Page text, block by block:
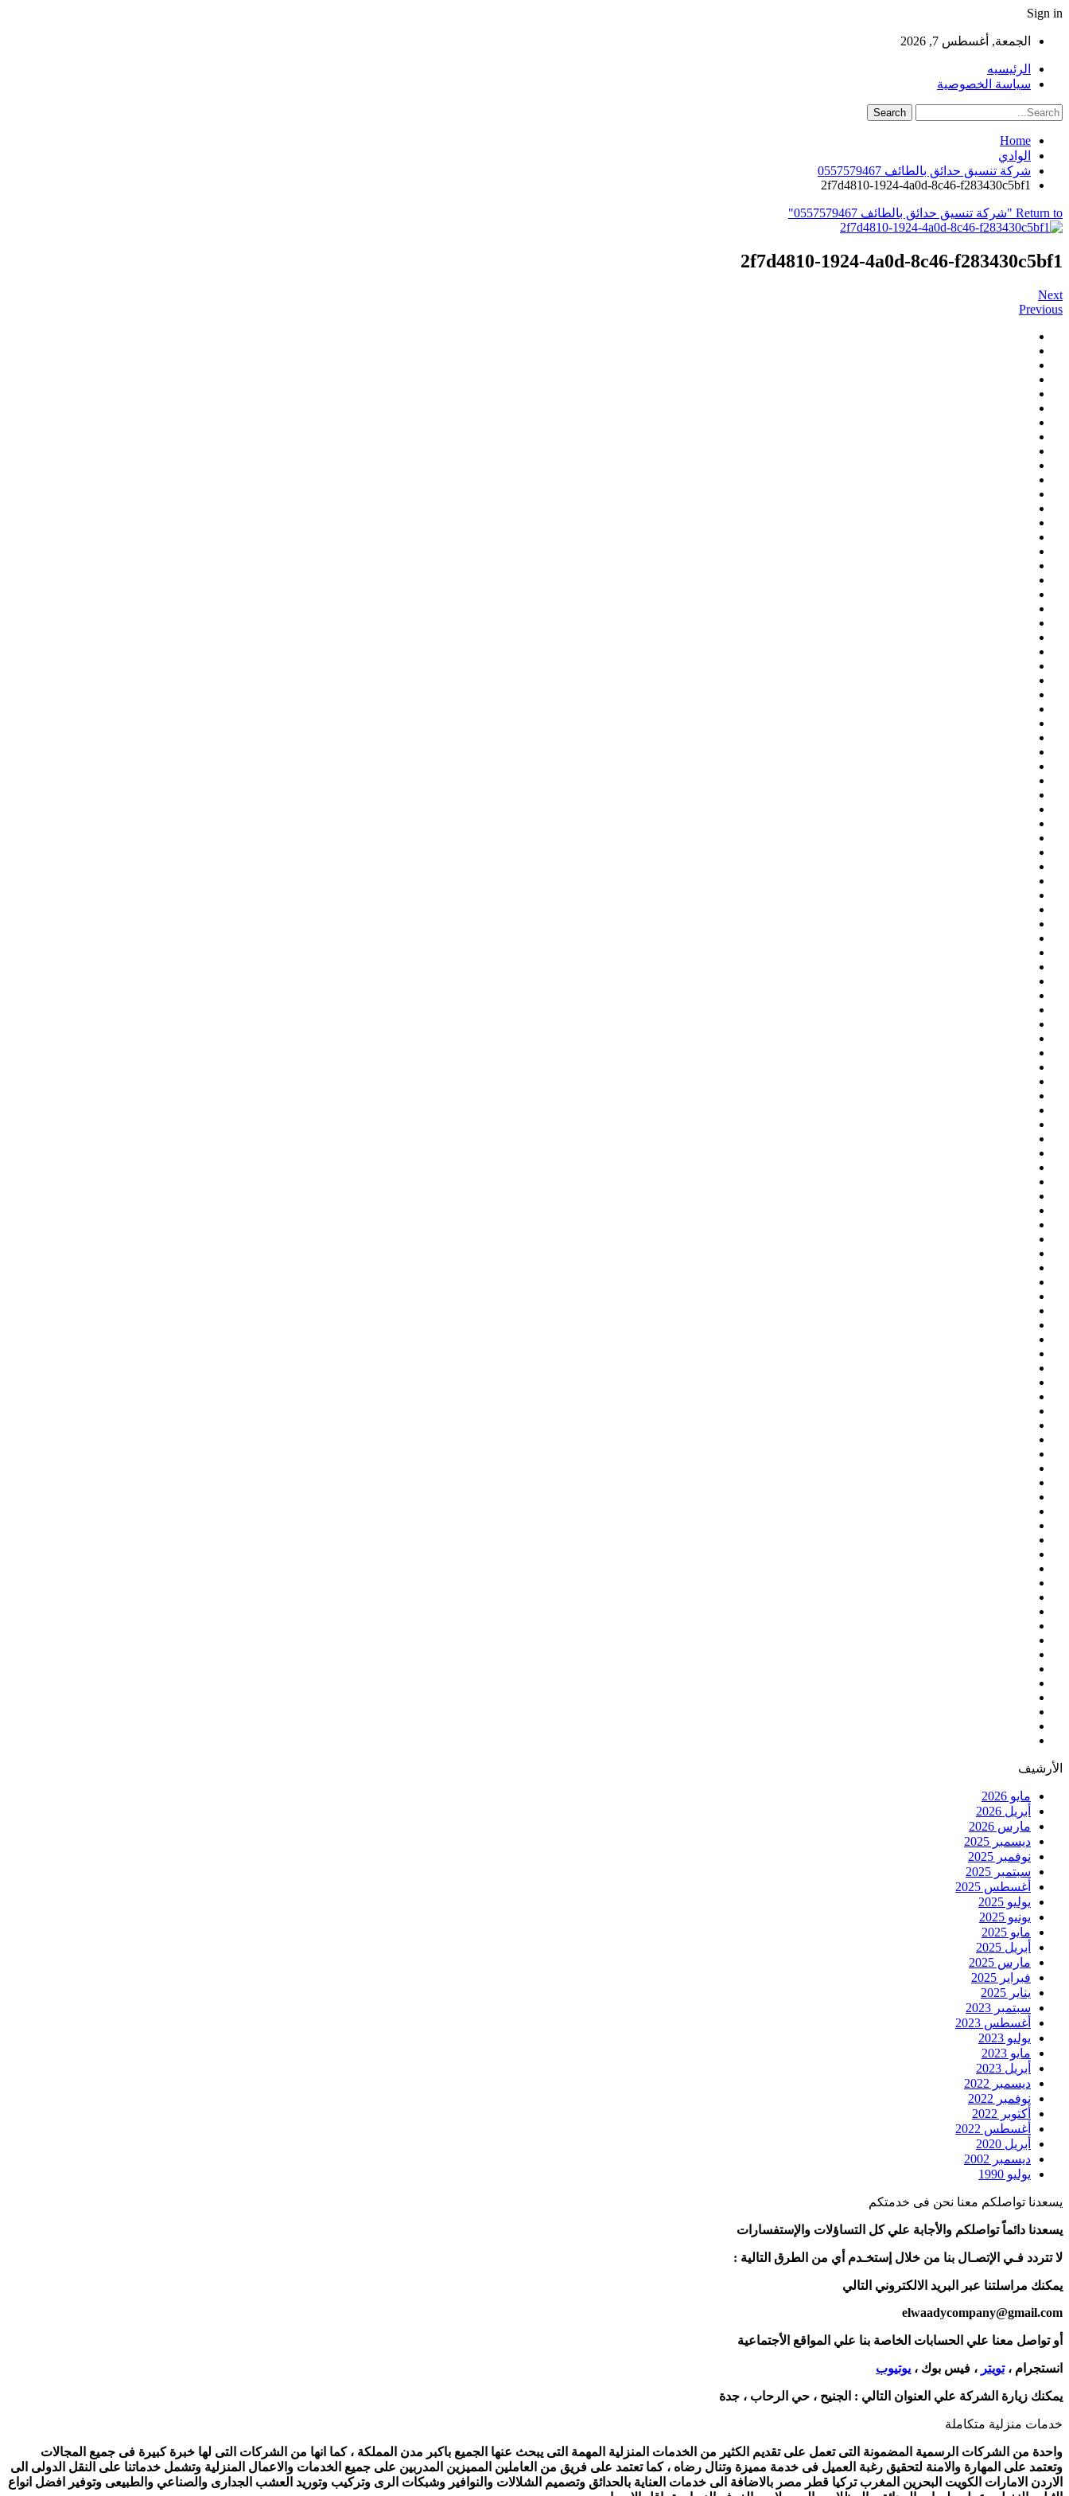
Sign in
الجمعة, أغسطس 7, 2026
الرئيسيه
سياسة الخصوصية
Home
الوادي
شركة تنسيق حدائق بالطائف 0557579467
2f7d4810-1924-4a0d-8c46-f283430c5bf1
Return to "شركة تنسيق حدائق بالطائف 0557579467"
2f7d4810-1924-4a0d-8c46-f283430c5bf1
Next
Previous
الأرشيف
مايو 2026
أبريل 2026
مارس 2026
ديسمبر 2025
نوفمبر 2025
سبتمبر 2025
أغسطس 2025
يوليو 2025
يونيو 2025
مايو 2025
أبريل 2025
مارس 2025
فبراير 2025
يناير 2025
سبتمبر 2023
أغسطس 2023
يوليو 2023
مايو 2023
أبريل 2023
ديسمبر 2022
نوفمبر 2022
أكتوبر 2022
أغسطس 2022
أبريل 2020
ديسمبر 2002
يوليو 1990
يسعدنا تواصلكم معنا نحن فى خدمتكم
يسعدنا دائماً تواصلكم والأجابة علي كل التساؤلات والإستفسارات
لا تتردد فـي الإتصـال بنا من خلال إستخـدم أي من الطرق التالية :
يمكنك مراسلتنا عبر البريد الالكتروني التالي
elwaadycompany@gmail.com
أو تواصل معنا علي الحسابات الخاصة بنا علي المواقع الأجتماعية
انستجرام ،تويتر ، فيس بوك ، يوتيوب
يمكنك زيارة الشركة علي العنوان التالي : الجنيح ، حي الرحاب ، جدة
خدمات منزلية متكاملة
واحدة من الشركات الرسمية المضمونة التى تعمل على تقديم الكثير من الخدمات المنزلية المهمة التى يبحث عنها الجميع باكبر مدن المملكة ، كما انها من الشركات التى لها خبرة كبيرة فى جميع المجالات
وتعتمد على المهارة والامنة لتحقيق رغبة العميل فى خدمة مميزة وتنال رضاه ، كما تعتمد على فريق من العاملين المميزين المدربين على جميع الخدمات والاعمال المنزلية وتشمل خدماتنا على النقل الدولى الى
الاردن الامارات الكويت البحرين المغرب تركيا قطر مصر بالاضافة الى خدمات العناية بالحدائق وتصميم الشلالات والنوافير وشبكات الرى وتركيب وتوريد العشب الجدارى والصناعي والطبيعى وتوفير افضل انواع